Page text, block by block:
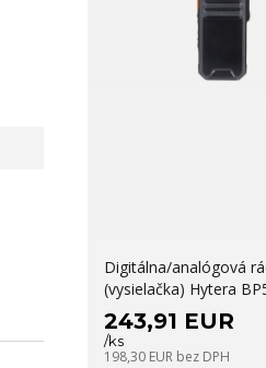
Digitálna/analógová
(vysielačka) Hytera
243,91 EUR
/ks
198,30 EUR bez DPH